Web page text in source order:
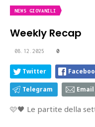
NEWS GIOVANILI
Weekly Recap
08.12.2025 0
Twitter
Telegram Email
🩷🖤 Le partite della